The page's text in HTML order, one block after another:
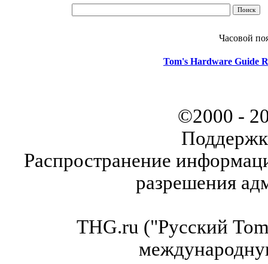
Часовой
Tom's Hardware Guide
©2000 -
Распространение
разрешения
THG.ru ("Русский